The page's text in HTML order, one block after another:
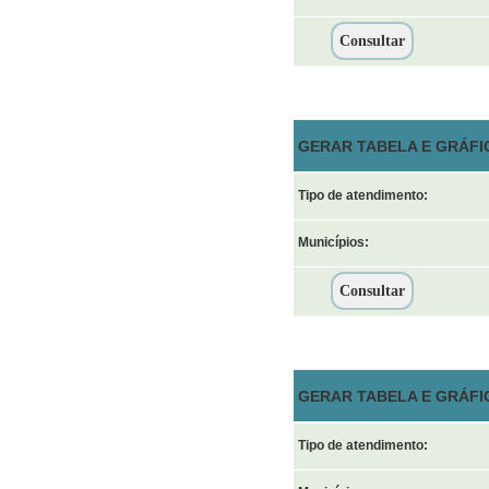
GERAR TABELA E
Tipo de atendimento:
Municípios:
GERAR TABELA E
Tipo de atendimento: